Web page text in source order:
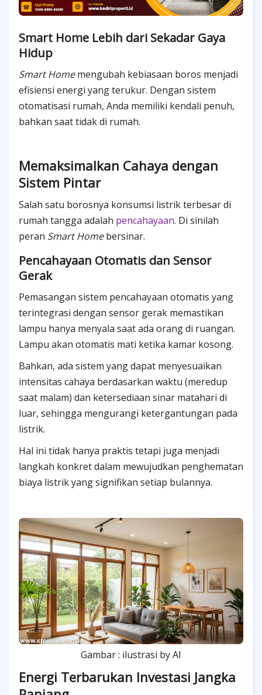
Smart Home Lebih dari Sekadar Gaya
Hidup
Smart Homemengubah kebiasaan boros menjadi
efisiensi energi yang terukur. Dengan sistem
otomatisasi rumah, Anda memiliki kendali penuh,
bahkan saat tidak di rumah.
Memaksimalkan Cahaya dengan
Sistem Pintar
Salah satu borosnya konsumsi listrik terbesar di
rumah tangga adalah pencahayaan. Di sinilah
peran Smart Homebersinar.
Pencahayaan Otomatis dan Sensor
Gerak
Pemasangan sistem pencahayaan otomatis yang
terintegrasi dengan sensor gerak memastikan
lampu hanya menyala saat ada orang di ruangan.
Lampu akan otomatis mati ketika kamar kosong.
Bahkan, ada sistem yang dapat menyesuaikan
intensitas cahaya berdasarkan waktu (meredup
saat malam) dan ketersediaan sinar matahari di
luar, sehingga mengurangi ketergantungan pada
listrik.
Hal ini tidak hanya praktis tetapi juga menjadi
langkah konkret dalam mewujudkan penghematan
biaya listrik yang signifikan setiap bulannya.
Gambar : ilustrasi by AI
Energi Terbarukan Investasi Jangka